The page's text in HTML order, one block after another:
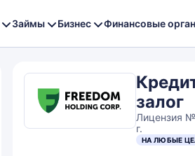
Займы Бизнес Финансовые
залог
Лицензия №
г.
НА ЛЮБЫЕ